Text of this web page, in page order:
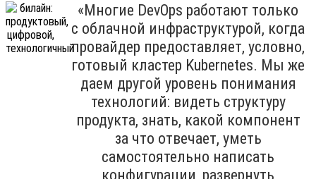
«Многие DevOps работают только
с облачной инфраструктурой, когда
провайдер предоставляет, условно,
готовый кластер Kubernetes. Мы же
даем другой уровень понимания
технологий: видеть структуру
продукта, знать, какой компонент
за что отвечает, уметь
самостоятельно написать
конфигурации, развернуть